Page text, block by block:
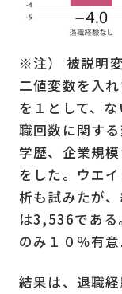
※注） 被説明
二値変数を入
を１として、
職回数に関す
学歴、企業規
をした。ウエ
析も試みたが
は3,536である
のみ１０％有意
結果は、退職